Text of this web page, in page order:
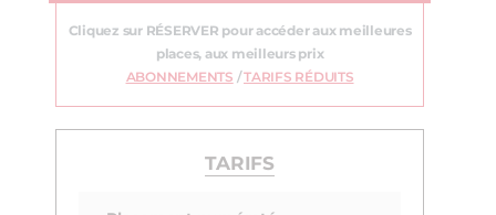
Cliquez sur RÉSERVER pour accéder aux meilleures
places, aux meilleurs prix
ABONNEMENTS /TARIFS RÉDUITS
TARIFS